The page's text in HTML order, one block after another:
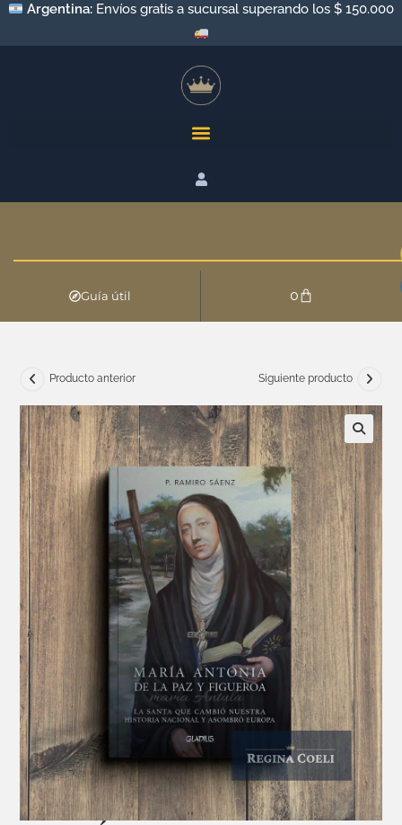
Argentina: Envíos gratis a sucursal superando los $ 150.000
Guía útil 0
Producto anterior Siguiente producto